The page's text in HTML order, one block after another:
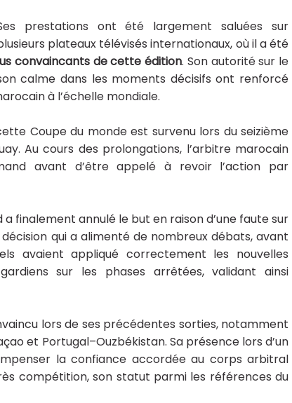
prestations ont été largement saluées sur
plateaux télévisés internationaux, où il a été
convaincants de cette édition. Son autorité sur le
calme dans les moments décisifs ont renforcé
à l’échelle mondiale.
Coupe du monde est survenu lors du seizième
Au cours des prolongations, l’arbitre marocain
avant d’être appelé à revoir l’action par
finalement annulé le but en raison d’une faute sur
qui a alimenté de nombreux débats, avant
avaient appliqué correctement les nouvelles
sur les phases arrêtées, validant ainsi
lors de ses précédentes sorties, notamment
et Portugal–Ouzbékistan. Sa présence lors d’un
la confiance accordée au corps arbitral
compétition, son statut parmi les références du